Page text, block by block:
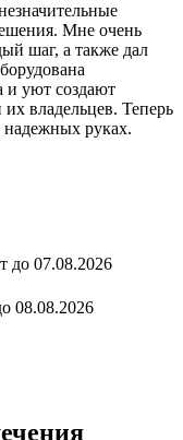
Мне очень
шаг, а также дал
и уют создают
владельцев. Теперь
надежных руках.
до 07.08.2026
08.08.2026